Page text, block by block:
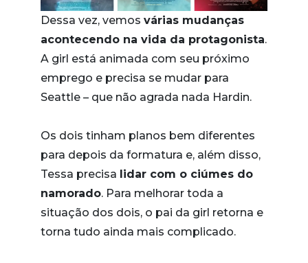
Dessa vez, vemos várias mudanças
acontecendo na vida da protagonista.
A girl está animada com seu próximo
emprego e precisa se mudar para
Seattle – que não agrada nada Hardin.
Os dois tinham planos bem diferentes
para depois da formatura e, além disso,
Tessa precisa lidar com o ciúmes do
namorado. Para melhorar toda a
situação dos dois, o pai da girl retorna e
torna tudo ainda mais complicado.